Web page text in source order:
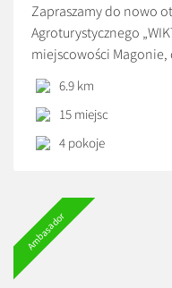
Zapraszamy do nowo
Agroturystycznego
miejscowości
Muzeum
od Bałtowskiego
„Żywe Muzeum i
od Gór
6.9 km
15 miejsc
4 pokoje
Ambasador